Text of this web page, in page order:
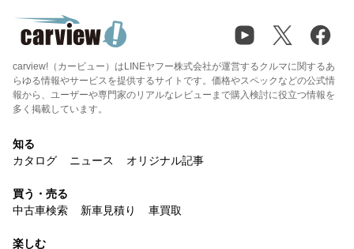
carview!（カービュー）はLINEヤフー株式会社が運営するクルマに関するあ
らゆる情報やサービスを提供するサイトです。価格やスペックなどの公式情
報から、ユーザーや専門家のリアルなレビューまで購入検討に役立つ情報を
多く掲載しています。
知る
カタログ
ニュース オリジナル記事
買う・売る
中古車検索
新車見積り 車買取
楽しむ